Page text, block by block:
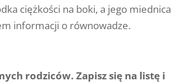
ciężkości na boki, a jego miednica
informacji o równowadze.
rodziców. Zapisz się na listę i